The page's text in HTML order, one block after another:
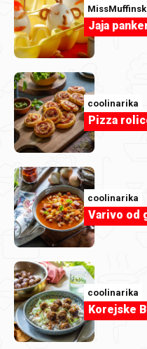
Jaja
coolinarika
Pizza
coolinarika
Varivo od
coolinarika
Korejske